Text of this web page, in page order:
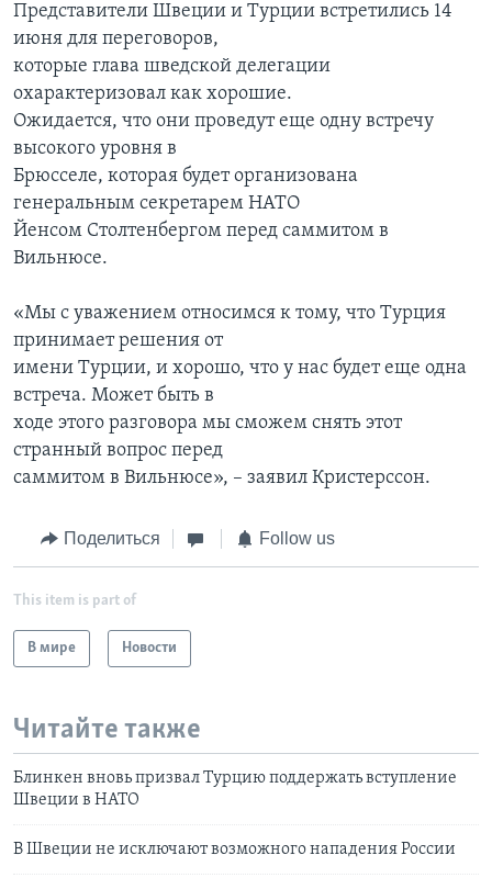
Представители Швеции и Турции встретились 14
июня для переговоров,
которые глава шведской делегации
охарактеризовал как хорошие.
Ожидается, что они проведут еще одну встречу
высокого уровня в
Брюсселе, которая будет организована
генеральным секретарем НАТО
Йенсом Столтенбергом перед саммитом в
Вильнюсе.
«Мы с уважением относимся к тому, что Турция
принимает решения от
имени Турции, и хорошо, что у нас будет еще одна
встреча. Может быть в
ходе этого разговора мы сможем снять этот
странный вопрос перед
саммитом в Вильнюсе», – заявил Кристерссон.
Поделиться Follow us
This item is part of
В мире Новости
Читайте также
Блинкен вновь призвал Турцию поддержать вступление
Швеции в НАТО
В Швеции не исключают возможного нападения России